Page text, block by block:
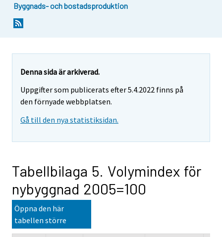
Byggnads- och bostadsproduktion
Denna sida är arkiverad.
Uppgifter som publicerats efter 5.4.2022 finns på
den förnyade webbplatsen.
Gå till den nya statistiksidan.
Tabellbilaga 5. Volymindex för
nybyggnad 2005=100
Öppna den här
tabellen större